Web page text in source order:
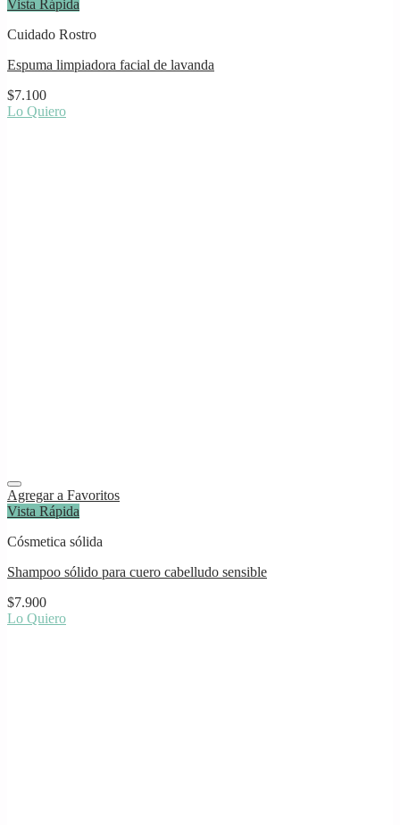
Vista Rápida
Cuidado Rostro
Espuma limpiadora facial de lavanda
$7.100
Lo Quiero
Agregar a Favoritos
Vista Rápida
Cósmetica sólida
Shampoo sólido para cuero cabelludo sensible
$7.900
Lo Quiero